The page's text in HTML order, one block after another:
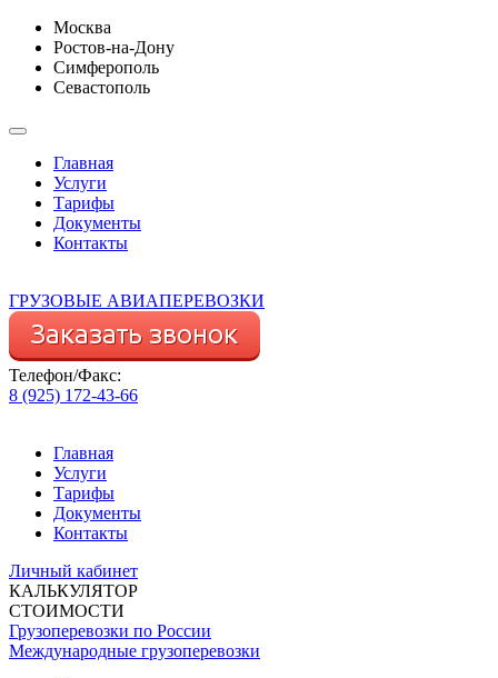
Москва
Ростов-на-Дону
Симферополь
Севастополь
Главная
Услуги
Тарифы
Документы
Контакты
ГРУЗОВЫЕ АВИАПЕРЕВОЗКИ
Телефон/Факс:
8 (925) 172-43-66
Главная
Услуги
Тарифы
Документы
Контакты
Личный кабинет
КАЛЬКУЛЯТОР
СТОИМОСТИ
Грузоперевозки по России
Международные грузоперевозки